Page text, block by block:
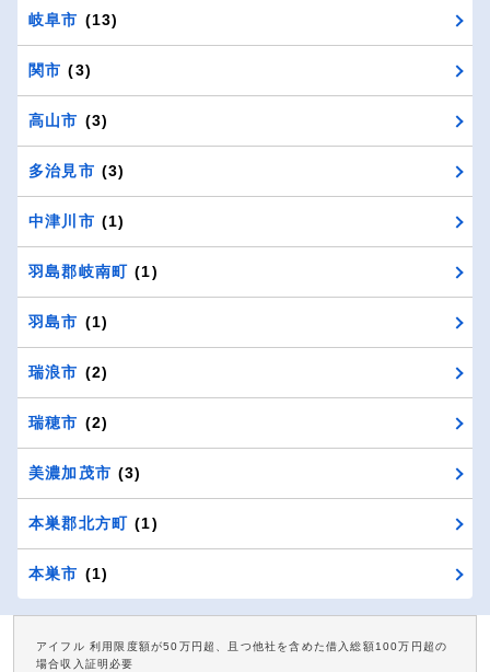
岐阜市 (13)
関市 (3)
高山市 (3)
多治見市 (3)
中津川市 (1)
羽島郡岐南町 (1)
羽島市 (1)
瑞浪市 (2)
瑞穂市 (2)
美濃加茂市 (3)
本巣郡北方町 (1)
本巣市 (1)
アイフル 利用限度額が50万円超、且つ他社を含めた借入総額100万円超の
場合収入証明必要